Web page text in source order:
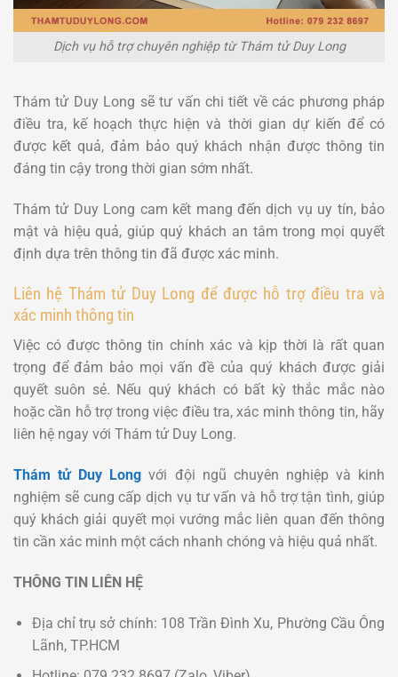
Dịch vụ hỗ trợ chuyên nghiệp từ Thám tử Duy Long
Thám tử Duy Long sẽ tư vấn chi tiết về các phương pháp
điều tra, kế hoạch thực hiện và thời gian dự kiến để có
được kết quả, đảm bảo quý khách nhận được thông tin
đáng tin cậy trong thời gian sớm nhất.
Thám tử Duy Long cam kết mang đến dịch vụ uy tín, bảo
mật và hiệu quả, giúp quý khách an tâm trong mọi quyết
định dựa trên thông tin đã được xác minh.
Liên hệ Thám tử Duy Long để được hỗ trợ điều tra và
xác minh thông tin
Việc có được thông tin chính xác và kịp thời là rất quan
trọng để đảm bảo mọi vấn đề của quý khách được giải
quyết suôn sẻ. Nếu quý khách có bất kỳ thắc mắc nào
hoặc cần hỗ trợ trong việc điều tra, xác minh thông tin, hãy
liên hệ ngay với Thám tử Duy Long.
Thám tử Duy Long với đội ngũ chuyên nghiệp và kinh
nghiệm sẽ cung cấp dịch vụ tư vấn và hỗ trợ tận tình, giúp
quý khách giải quyết mọi vướng mắc liên quan đến thông
tin cần xác minh một cách nhanh chóng và hiệu quả nhất.
THÔNG TIN LIÊN HỆ
Địa chỉ trụ sở chính: 108 Trần Đình Xu, Phường Cầu Ông
Lãnh, TP.HCM